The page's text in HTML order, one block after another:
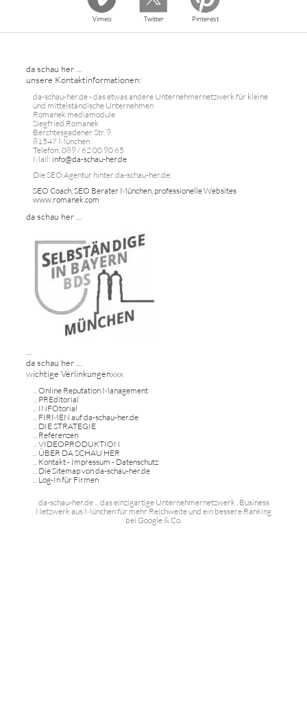
Vimeo Twitter Pinterest
da schau her ...
unsere Kontaktinformationen:
da-schau-her.de - das etwas andere Unternehmernetzwerk für kleine
und mittelständische Unternehmen
Romanek mediamodule
Siegfried Romanek
Berchtesgadener Str. 9
81547 München
Telefon: 089 / 62 00 90 65
Mail: info@da-schau-her.de
Die SEO Agentur hinter da-schau-her.de:
SEO Coach, SEO Berater München, professionelle Websites
www.romanek.com
da schau her ...
da schau her ...
wichtige Verlinkungenxxx
...Online Reputation Management
... PREditorial
... INFOtorial
... FIRMEN auf da-schau-her.de
... DIE STRATEGIE
... Referenzen
...VIDEOPRODUKTION
... ÜBER DA SCHAU HER
... Kontakt - Impressum - Datenschutz
... Die Sitemap von da-schau-her.de
... Log-In für Firmen
da-schau-her.de ... das einzigartige Unternehmernetzwerk . Business
Netzwerk aus München für mehr Reichweite und ein bessere Ranking
bei Google & Co.